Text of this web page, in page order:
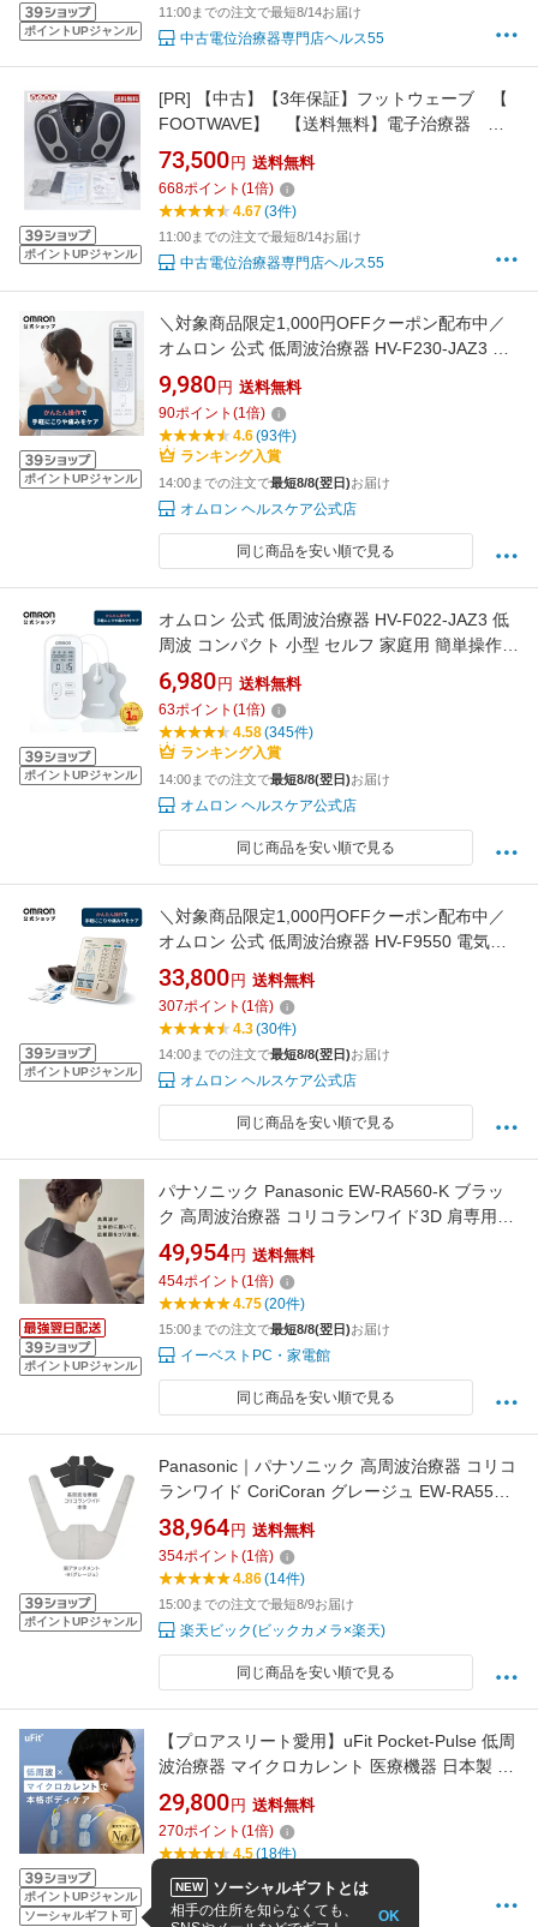
ポイントUPジャンル
11:00までの注文で最短8/14お届け
中古電位治療器専門店ヘルス55
ポイントUPジャンル
[PR]
【中古】【3年保証】フットウェーブ 【
FOOTWAVE】 【送料無料】電子治療器 楽
天会員様限定特価
73,500 円 送料無料
668ポイント (1倍)
4.67(3件)
11:00までの注文で最短8/14お届け
中古電位治療器専門店ヘルス55
ポイントUPジャンル
＼対象商品限定1,000円OFFクーポン配布中／
オムロン 公式 低周波治療器 HV-F230-JAZ3 か
んたん操作 12コース搭載 低周波 コンパクト 小
型 セルフ 家庭用 簡単操作 血行促進 ひざ 肩 腰
ひじ 疲労回復 筋肉 関節 ふくらはぎ 足裏 腕 土
踏まず ひざ関節 ひじ関節 肩こり 腰痛
9,980 円 送料無料
90ポイント (1倍)
4.6(93件)
ランキング入賞
14:00までの注文で最短8/8(翌日)お届け
オムロン ヘルスケア公式店
同じ商品を安い順で見る
ポイントUPジャンル
オムロン 公式 低周波治療器 HV-F022-JAZ3 低
周波 コンパクト 小型 セルフ 家庭用 簡単操作
血行促進 ひざ 肩 腰 ひじ 疲労回復 筋肉 関節 ふ
くらはぎ 足裏 腕 土踏まず ひざ関節 ひじ関節
肩こり 腰痛 こり パッド
6,980 円 送料無料
63ポイント (1倍)
4.58(345件)
ランキング入賞
14:00までの注文で最短8/8(翌日)お届け
オムロン ヘルスケア公式店
同じ商品を安い順で見る
ポイントUPジャンル
＼対象商品限定1,000円OFFクーポン配布中／
オムロン 公式 低周波治療器 HV-F9550 電気治
療器 低周波 コンパクト 小型 セルフ 家庭用 簡
単操作 血行促進 ひざ 肩 腰 肩甲骨 ひじ 疲労回
復 筋肉 関節 ふくらはぎ 足裏 腕 背中 土踏まず
肩こり 腰痛 こり
33,800 円 送料無料
307ポイント (1倍)
4.3(30件)
14:00までの注文で最短8/8(翌日)お届け
オムロン ヘルスケア公式店
同じ商品を安い順で見る
ポイントUPジャンル
パナソニック Panasonic EW-RA560-K ブラッ
ク 高周波治療器 コリコランワイド3D 肩専用
EWRA560K
49,954 円 送料無料
454ポイント (1倍)
4.75(20件)
15:00までの注文で最短8/8(翌日)お届け
イーベストPC・家電館
同じ商品を安い順で見る
ポイントUPジャンル
Panasonic｜パナソニック 高周波治療器 コリコ
ランワイド CoriCoran グレージュ EW-RA550-
H
38,964 円 送料無料
354ポイント (1倍)
4.86(14件)
15:00までの注文で最短8/9お届け
楽天ビック(ビックカメラ×楽天)
同じ商品を安い順で見る
ポイントUPジャンル
ソーシャルギフト可
【プロアスリート愛用】uFit Pocket-Pulse 低周
波治療器 マイクロカレント 医療機器 日本製 小
型 充電式 簡単操作 専用パッド付き 1年保証 血
行促進 疲労回復 スポーツ 首 肩こり 肩甲骨 背
中 腕 肘 腰痛 膝 ふくらはぎ 足 低周波マッサー
29,800 円 送料無料
270ポイント (1倍)
4.5(18件)
最短1日〜3日で発送します
uFit楽天市場店
NEW ソーシャルギフトとは
相手の住所を知らなくても、
OK